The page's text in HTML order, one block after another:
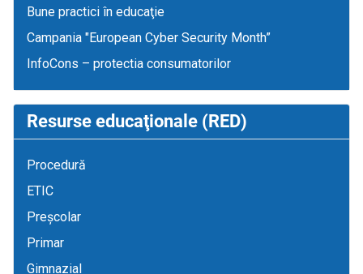
Bune practici în educaţie
Campania "European Cyber Security Month”
InfoCons – protectia consumatorilor
Resurse educaţionale (RED)
Procedură
ETIC
Preșcolar
Primar
Gimnazial